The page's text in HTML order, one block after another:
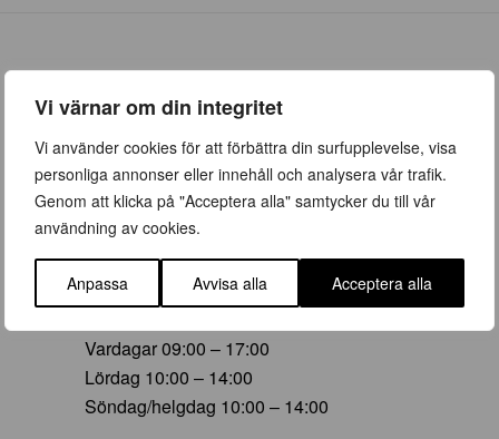
Vi värnar om din integritet
Vi använder cookies för att förbättra din surfupplevelse, visa
personliga annonser eller innehåll och analysera vår trafik.
Genom att klicka på "Acceptera alla" samtycker du till vår
användning av cookies.
Anpassa Avvisa alla Acceptera alla
ÖPPETTIDER
Vår (23 mars – 28 juni)
Vardagar 09:00 – 19:00
Lördag 10:00 – 16:00
Söndag/helgdag 10:00 – 16:00
Vardagar 09:00 – 17:00
Lördag 10:00 – 14:00
Söndag/helgdag 10:00 – 14:00